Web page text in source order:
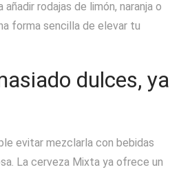
rodajas de limón, naranja o
forma sencilla de elevar tu
dulces, ya
evitar mezclarla con bebidas
La cerveza Mixta ya ofrece un